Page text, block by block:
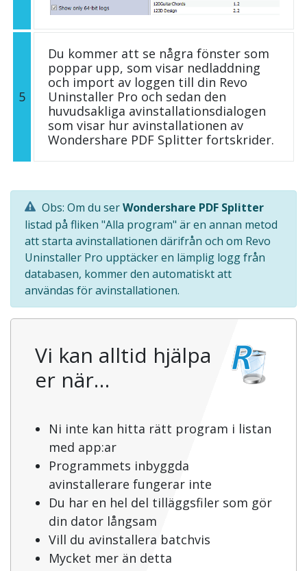
5
Du kommer att se några fönster som
poppar upp, som visar nedladdning
och import av loggen till din Revo
Uninstaller Pro och sedan den
huvudsakliga avinstallationsdialogen
som visar hur avinstallationen av
Wondershare PDF Splitter fortskrider.
Obs: Om du serWondershare PDF Splitter
listad på fliken "Alla program" är en annan metod
att starta avinstallationen därifrån och om Revo
Uninstaller Pro upptäcker en lämplig logg från
databasen, kommer den automatiskt att
användas för avinstallationen.
Vi kan alltid hjälpa
er när…
Ni inte kan hitta rätt program i listan
med app:ar
Programmets inbyggda
avinstallerare fungerar inte
Du har en hel del tilläggsfiler som gör
din dator långsam
Vill du avinstallera batchvis
Mycket mer än detta